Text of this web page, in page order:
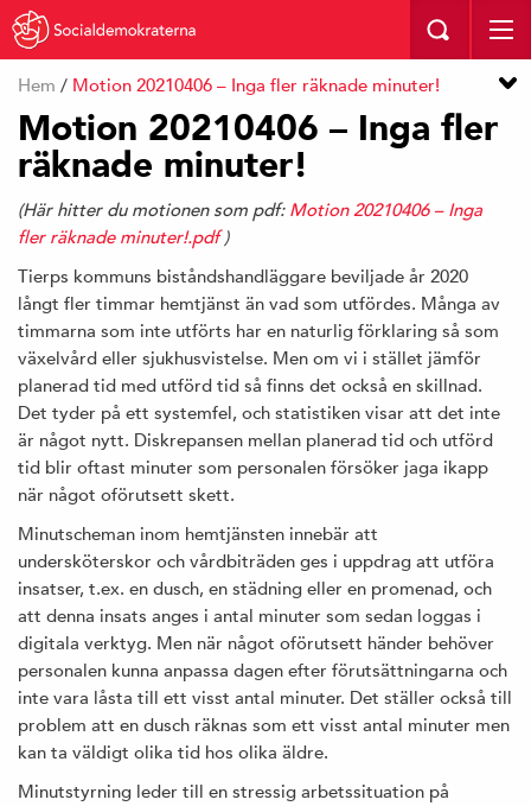
Hem / Motion 20210406 – Inga fler räknade minuter!
Motion 20210406 – Inga fler
räknade minuter!
(Här hitter du motionen som pdf: Motion 20210406 – Inga
fler räknade minuter!.pdf)
Tierps kommuns biståndshandläggare beviljade år 2020
långt fler timmar hemtjänst än vad som utfördes. Många av
timmarna som inte utförts har en naturlig förklaring så som
växelvård eller sjukhusvistelse. Men om vi i stället jämför
planerad tid med utförd tid så finns det också en skillnad.
Det tyder på ett systemfel, och statistiken visar att det inte
är något nytt. Diskrepansen mellan planerad tid och utförd
tid blir oftast minuter som personalen försöker jaga ikapp
när något oförutsett skett.
Minutscheman inom hemtjänsten innebär att
undersköterskor och vårdbiträden ges i uppdrag att utföra
insatser, t.ex. en dusch, en städning eller en promenad, och
att denna insats anges i antal minuter som sedan loggas i
digitala verktyg. Men när något oförutsett händer behöver
personalen kunna anpassa dagen efter förutsättningarna och
inte vara låsta till ett visst antal minuter. Det ställer också till
problem att en dusch räknas som ett visst antal minuter men
kan ta väldigt olika tid hos olika äldre.
Minutstyrning leder till en stressig arbetssituation på